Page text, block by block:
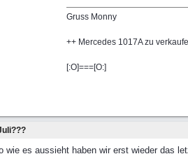
Gruss Monny
++ Mercedes 1017A zu
[:O]===[O:]
wie es aussieht haben wir erst wieder das